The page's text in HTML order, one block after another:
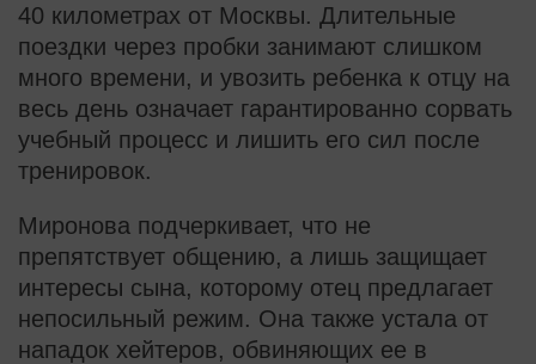
40 километрах от Москвы. Длительные
поездки через пробки занимают слишком
много времени, и увозить ребенка к отцу на
весь день означает гарантированно сорвать
учебный процесс и лишить его сил после
тренировок.
Миронова подчеркивает, что не
препятствует общению, а лишь защищает
интересы сына, которому отец предлагает
непосильный режим. Она также устала от
нападок хейтеров, обвиняющих ее в